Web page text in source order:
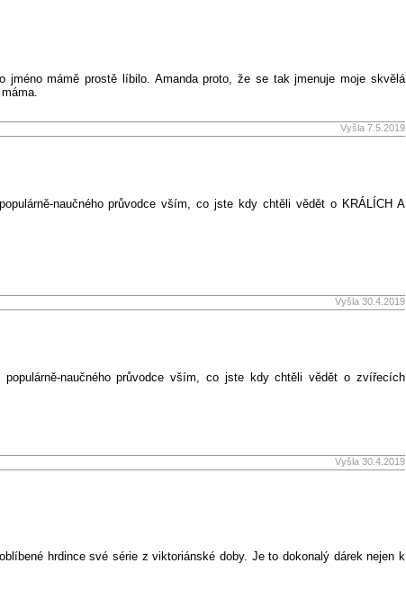
mámě prostě líbilo. Amanda proto, že se tak jmenuje moje skvělá
Vyšla 7.5.2019
naučného průvodce vším, co jste kdy chtěli vědět o KRÁLÍCH A
Vyšla 30.4.2019
naučného průvodce vším, co jste kdy chtěli vědět o zvířecích
Vyšla 30.4.2019
hrdince své série z viktoriánské doby. Je to dokonalý dárek nejen k